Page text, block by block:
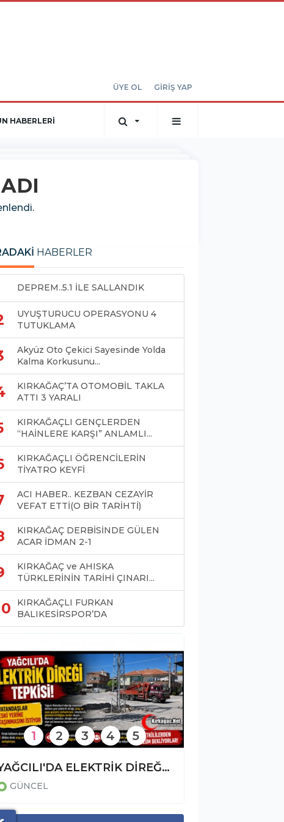
ÜYE OL GİRİŞ YAP
HABERLERİ
HABERLER
DEPREM..5.1 İLE SALLANDIK
UYUŞTURUCU OPERASYONU 4
TUTUKLAMA
Akyüz Oto Çekici Sayesinde Yolda
Kalma Korkusunu...
KIRKAĞAÇ’TA OTOMOBİL TAKLA
ATTI 3 YARALI
KIRKAĞAÇLI GENÇLERDEN
“HAİNLERE KARŞI” ANLAMLI...
KIRKAĞAÇLI ÖĞRENCİLERİN
TİYATRO KEYFİ
ACI HABER.. KEZBAN CEZAYİR
VEFAT ETTİ(O BİR TARİHTİ)
KIRKAĞAÇ DERBİSİNDE GÜLEN
ACAR İDMAN 2-1
KIRKAĞAÇ ve AHISKA
TÜRKLERİNİN TARİHİ ÇINARI...
KIRKAĞAÇLI FURKAN
BALIKESİRSPOR’DA
YAĞCILI'DA ELEKTRİK DİREĞİ TEPKİSİ
GÜNCEL
1 2 3 4 5